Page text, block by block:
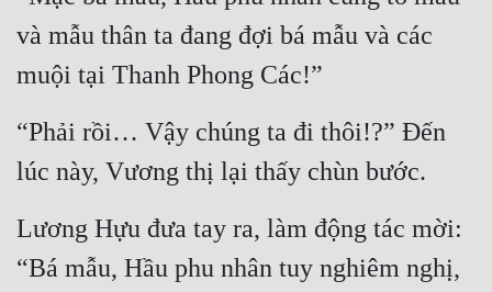
Vô Sỉ
Điềm Đạm
và mẫu thân ta đang đợi bá mẫu và các
muội tại Thanh Phong Các!”
“Phải rồi… Vậy chúng ta đi thôi!?” Đến
lúc này, Vương thị lại thấy chùn bước.
Lương Hựu đưa tay ra, làm động tác mời:
“Bá mẫu, Hầu phu nhân tuy nghiêm nghị,